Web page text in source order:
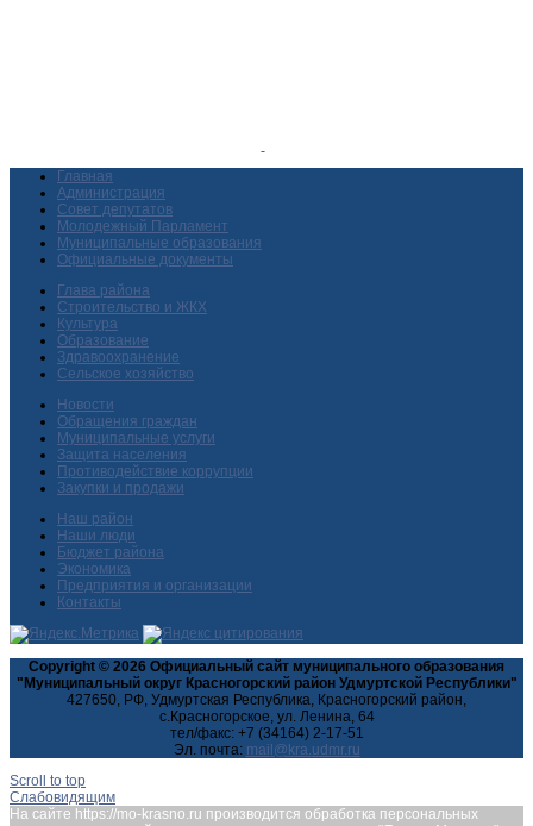
Главная
Администрация
Совет депутатов
Молодежный Парламент
Муниципальные образования
Официальные документы
Глава района
Строительство и ЖКХ
Культура
Образование
Здравоохранение
Сельское хозяйство
Новости
Обращения граждан
Муниципальные услуги
Защита населения
Противодействие коррупции
Закупки и продажи
Наш район
Наши люди
Бюджет района
Экономика
Предприятия и организации
Контакты
Copyright © 2026 Официальный сайт муниципального образования
"Муниципальный округ Красногорский район Удмуртской Республики"
427650, РФ, Удмуртская Республика, Красногорский район,
с.Красногорское, ул. Ленина, 64
тел/факс: +7 (34164) 2-17-51
Эл. почта:
Scroll to top
Слабовидящим
На сайте https://mo-krasno.ru производится обработка персональных